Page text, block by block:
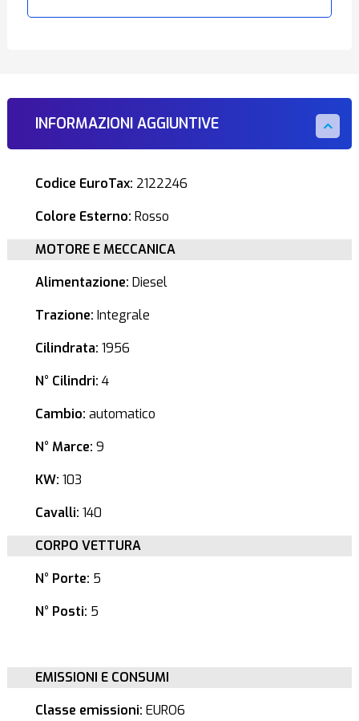
INFORMAZIONI AGGIUNTIVE
Codice EuroTax: 2122246
Colore Esterno: Rosso
MOTORE E MECCANICA
Alimentazione: Diesel
Trazione: Integrale
Cilindrata: 1956
N° Cilindri: 4
Cambio: automatico
N° Marce: 9
KW: 103
Cavalli: 140
CORPO VETTURA
N° Porte: 5
N° Posti: 5
EMISSIONI E CONSUMI
Classe emissioni: EURO6